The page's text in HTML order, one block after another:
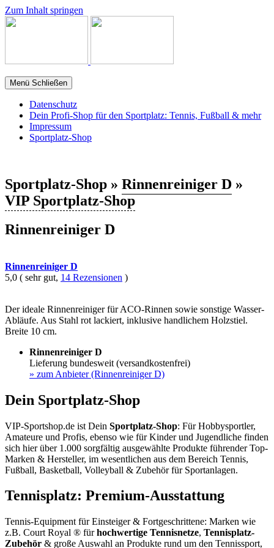
Zum Inhalt springen
Menü Schließen
Datenschutz
Dein Profi-Shop für den Sportplatz: Tennis, Fußball & mehr
Impressum
Sportplatz-Shop
Sportplatz-Shop » Rinnenreiniger D »
VIP Sportplatz-Shop
Rinnenreiniger D
Rinnenreiniger D
5,0 ( sehr gut, 14 Rezensionen )
Der ideale Rinnenreiniger für ACO-Rinnen sowie sonstige Wasser-
Abläufe. Aus Stahl rot lackiert, inklusive handlichem Holzstiel.
Breite 10 cm.
Rinnenreiniger D
Lieferung bundesweit (versandkostenfrei)
» zum Anbieter (Rinnenreiniger D)
Dein Sportplatz-Shop
VIP-Sportshop.de ist Dein Sportplatz-Shop: Für Hobbysportler,
Amateure und Profis, ebenso wie für Kinder und Jugendliche finden
sich hier über 1.000 sorgfältig ausgewählte Produkte führender Top-
Marken & Hersteller, im wesentlichen aus dem Bereich Tennis,
Fußball, Basketball, Volleyball & Zubehör für Sportanlagen.
Tennisplatz: Premium-Ausstattung
Tennis-Equipment für Einsteiger & Fortgeschrittene: Marken wie
z.B. Court Royal ® fürhochwertige Tennisnetze, Tennisplatz-
Zubehör & große Auswahl an Produkte rund um den Tennissport,